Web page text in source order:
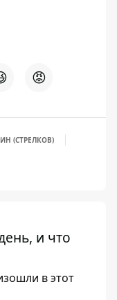
😡
(СТРЕЛКОВ)
и что
в этот